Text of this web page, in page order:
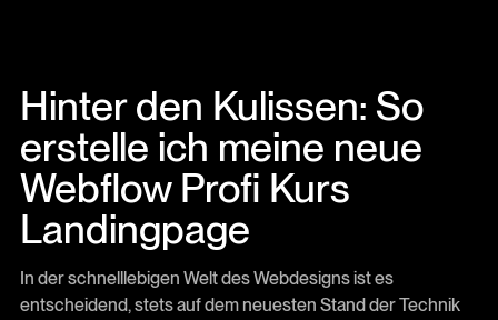
Hinter den Kulissen: So
erstelle ich meine neue
Webflow Profi Kurs
Landingpage
In der schnelllebigen Welt des Webdesigns ist es
entscheidend, stets auf dem neuesten Stand der Technik